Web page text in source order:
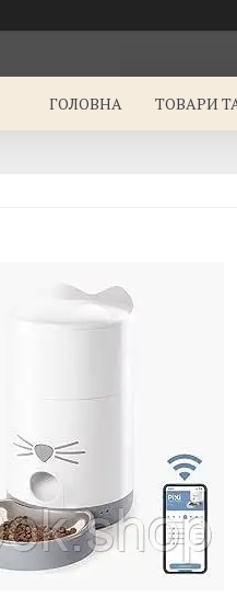
ГОЛОВНА ТОВАРИ